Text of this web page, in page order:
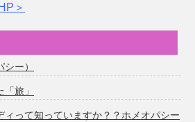
＞
ー）
旅」
ィって知っていますか？？ホメオパシー